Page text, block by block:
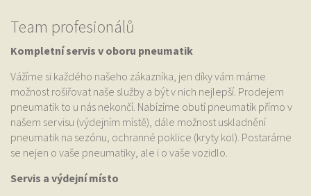
Team profesionálů
Kompletní servis v oboru pneumatik
Vážíme si každého našeho zákazníka, jen díky vám máme
možnost rošiřovat naše služby a být v nich nejlepší. Prodejem
pneumatik to u nás nekončí. Nabízíme obutí pneumatik přímo v
našem servisu (výdejním místě), dále možnost uskladnění
pneumatik na sezónu, ochranné poklice (kryty kol). Postaráme
se nejen o vaše pneumatiky, ale i o vaše vozidlo.
Servis a výdejní místo